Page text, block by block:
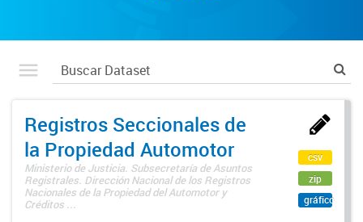
Registros Seccionales de
la Propiedad Automotor
Ministerio de Justicia. Subsecretaría de Asuntos
Registrales. Dirección Nacional de los Registros
Nacionales de la Propiedad del Automotor y
Créditos ...
csv
zip
gráfico